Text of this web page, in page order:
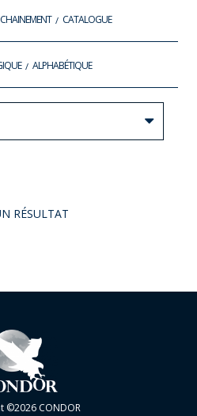
CATALOGUE
ALPHABÉTIQUE
RÉSULTAT
©2026 CONDOR